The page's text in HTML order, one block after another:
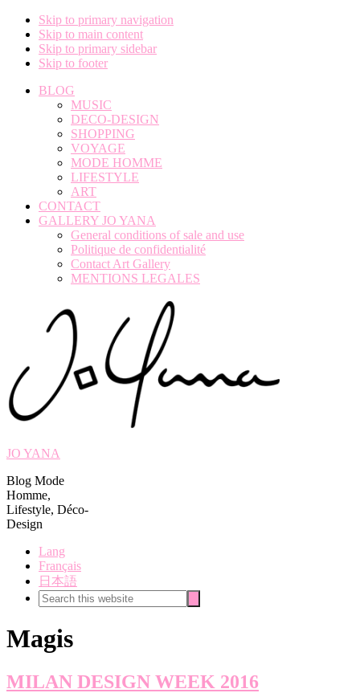
Skip to primary navigation
Skip to main content
Skip to primary sidebar
Skip to footer
BLOG
MUSIC
DECO-DESIGN
SHOPPING
VOYAGE
MODE HOMME
LIFESTYLE
ART
CONTACT
GALLERY JO YANA
General conditions of sale and use
Politique de confidentialité
Contact Art Gallery
MENTIONS LEGALES
JO YANA
Blog Mode
Homme,
Lifestyle, Déco-
Design
Lang
Français
日本語
Search
this
Magis
MILAN DESIGN WEEK 2016